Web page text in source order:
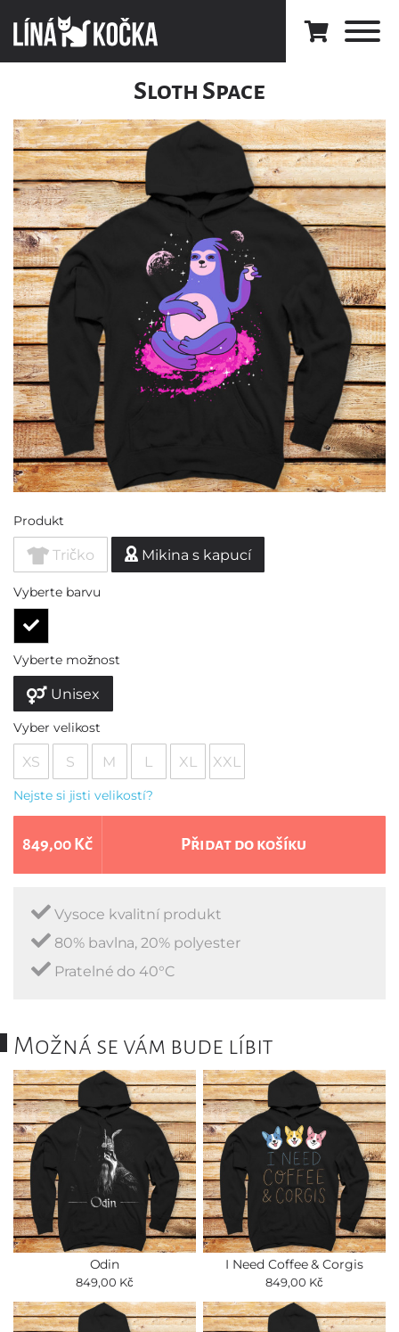
Sloth Space
Produkt
Tričko Mikina s kapucí
Vyberte barvu
Vyberte možnost
Unisex
Vyber velikost
XS S M L XL XXL
Nejste si jisti velikostí?
849,00 Kč Přidat do košíku
Vysoce kvalitní produkt
80% bavlna, 20% polyester
Pratelné do 40°C
Možná se vám bude líbit
Odin
849,00 Kč
I Need Coffee & Corgis
849,00 Kč